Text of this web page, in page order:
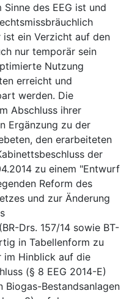
des EEG ist und
ein Verzicht auf den
nur temporär sein
Nutzung
erreicht und
werden. Die
Abschluss ihrer
Ergänzung zu der
den erarbeiteten
der
zu einem "Entwurf
Reform des
und zur Änderung
Drs. 157/14 sowie BT-
in Tabellenform zu
im Hinblick auf die
(§ 8 EEG 2014-E)
Biogas-Bestandsanlagen